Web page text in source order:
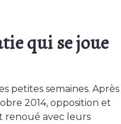
qui se joue
petites semaines. Après
2014, opposition et
renoué avec leurs